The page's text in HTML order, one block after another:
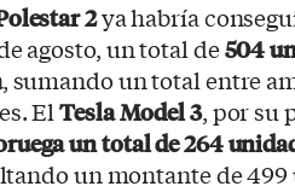
2ya habría
agosto, un total de504
, sumando un total entre
ElTesla Model 3, por su
un total de 264
un montante de 499